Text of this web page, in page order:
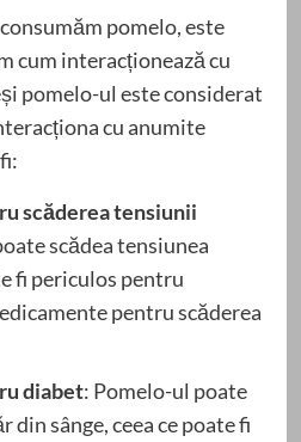
pomelo, este
cum interacționează cu
pomelo-ul este considerat
cu anumite
scăderea tensiunii
scădea tensiunea
fi periculos pentru
pentru scăderea
diabet: Pomelo-ul poate
din sânge, ceea ce poate fi